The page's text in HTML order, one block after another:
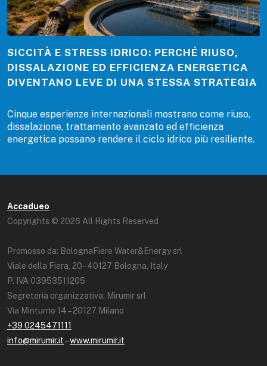
SICCITÀ E STRESS IDRICO: PERCHÉ RIUSO,
DISSALAZIONE ED EFFICIENZA ENERGETICA
DIVENTANO LEVE DI UNA STESSA STRATEGIA
Cinque esperienze internazionali mostrano come riuso,
dissalazione, trattamento avanzato ed efficienza
energetica possano rendere il ciclo idrico più resiliente.
Accadueo
Copyrights © 2026 All Rights Reserved
Promosso da: BolognaFiere Water&Energy srl
Viale della Fiera, 20 - 40127 Bologna, Italy
P. IVA 03953511205
Segreteria organizzativa: Mirumir srl
Via Minturno 14 – 20127 Milano
+39 0245471111
info@mirumir.it–www.mirumir.it